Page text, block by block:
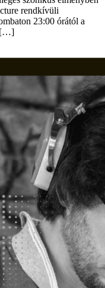
rendkívüli
23:00 órától a
[…]